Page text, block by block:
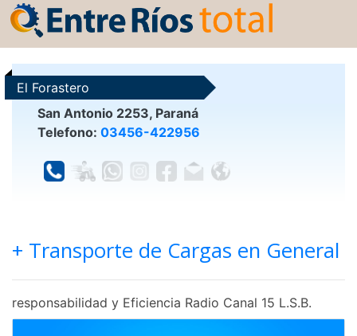
El Forastero
San Antonio 2253, Paraná
Telefono: 03456-422956
+ Transporte de Cargas en General
responsabilidad y Eficiencia Radio Canal 15 L.S.B.